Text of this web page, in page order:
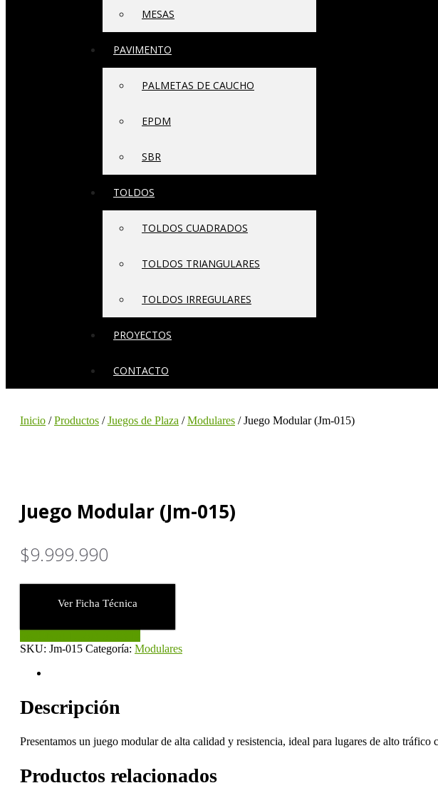
MESAS
PAVIMENTO
PALMETAS DE CAUCHO
EPDM
SBR
TOLDOS
TOLDOS CUADRADOS
TOLDOS TRIANGULARES
TOLDOS IRREGULARES
PROYECTOS
CONTACTO
Inicio /Productos /Juegos de Plaza /Modulares / Juego Modular (Jm-015)
Juego Modular (Jm-015)
$9.999.990
Ver Ficha Técnica
Juego
(Jm-
cantidad
SKU: Jm-015 Categoría: Modulares
Descripción
Presentamos un juego modular de alta calidad y resistencia, ideal para lugares de alto
Productos relacionados